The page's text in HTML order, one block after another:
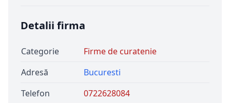
Detalii firma
Categorie
Firme de curatenie
Adresă
Bucuresti
Telefon
0722628084